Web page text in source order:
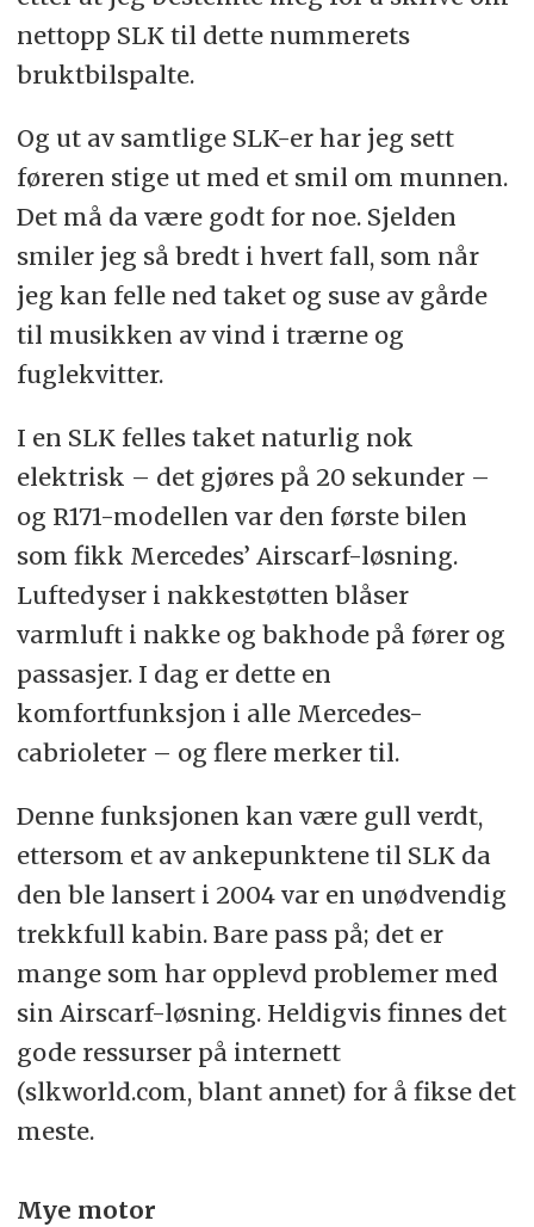
nettopp SLK til dette nummerets
bruktbilspalte.
Og ut av samtlige SLK-er har jeg sett
føreren stige ut med et smil om munnen.
Det må da være godt for noe. Sjelden
smiler jeg så bredt i hvert fall, som når
jeg kan felle ned taket og suse av gårde
til musikken av vind i trærne og
fuglekvitter.
I en SLK felles taket naturlig nok
elektrisk – det gjøres på 20 sekunder –
og R171-modellen var den første bilen
som fikk Mercedes’ Airscarf-løsning.
Luftedyser i nakkestøtten blåser
varmluft i nakke og bakhode på fører og
passasjer. I dag er dette en
komfortfunksjon i alle Mercedes-
cabrioleter – og flere merker til.
Denne funksjonen kan være gull verdt,
ettersom et av ankepunktene til SLK da
den ble lansert i 2004 var en unødvendig
trekkfull kabin. Bare pass på; det er
mange som har opplevd problemer med
sin Airscarf-løsning. Heldigvis finnes det
gode ressurser på internett
(slkworld.com, blant annet) for å fikse det
meste.
Mye motor